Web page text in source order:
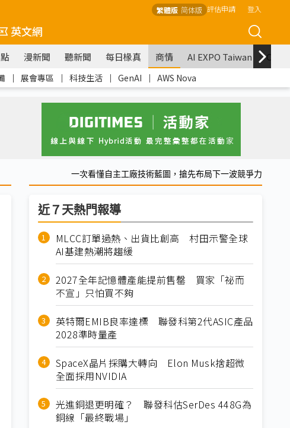
繁體版 简体版 評估申請 登入
英文網
漫新聞 聽新聞 每日椽真 商情 AI EXPO Taiwan
｜ 展會專區 ｜ 科技生活 ｜ GenAI ｜ AWS Nova
一次看懂自主工廠技術藍圖，搶先布局下一波競爭力
近７天熱門報導
MLCC訂單過熱、出貨比創高 村田示警全球
AI基建熱潮將趨緩
2027全年記憶體產能提前售罄 買家「祕而
不宣」只怕買不夠
英特爾EMIB良率達標 聯發科第2代ASIC產品
2028準時量產
SpaceX晶片採購大轉向 Elon Musk捨超微
全面採用NVIDIA
光進銅退更明確？ 聯發科估SerDes 448G為
銅線「最終戰場」